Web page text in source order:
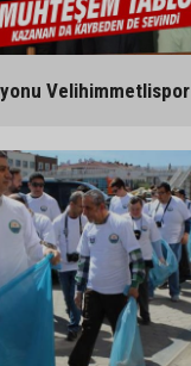
Velihimmetlispor